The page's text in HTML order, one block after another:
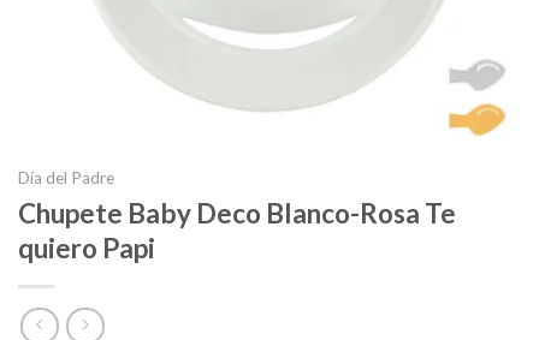
Día del Padre
Chupete Baby Deco Blanco-Rosa Te
quiero Papi